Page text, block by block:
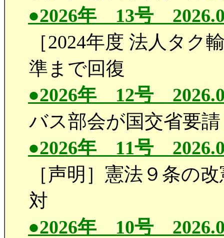
●2026年 13号
［2024年度 法人タク
準まで回復
●2026年 12号
バス部会が国交省要請
●2026年 11号
［声明］憲法９条の
対
●2026年 10号